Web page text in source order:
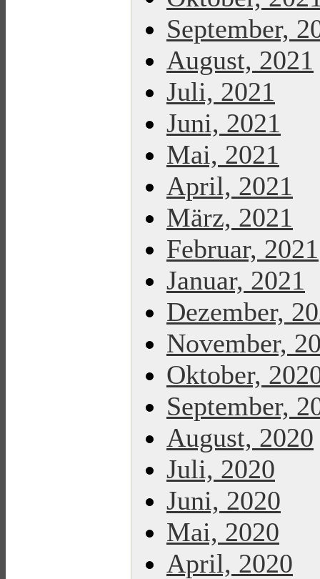
September,
August, 2021
Juli, 2021
Juni, 2021
Mai, 2021
April, 2021
März, 2021
Februar, 2021
Januar, 2021
Dezember,
November,
Oktober,
September,
August, 2020
Juli, 2020
Juni, 2020
Mai, 2020
April, 2020